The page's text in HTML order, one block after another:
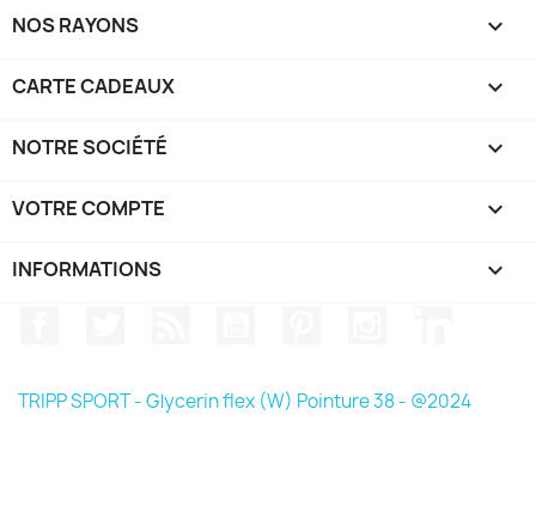
NOS RAYONS 
CARTE CADEAUX 
NOTRE SOCIÉTÉ 
VOTRE COMPTE 
INFORMATIONS keyboard_arrow_down
TRIPP SPORT - Glycerin flex (W) Pointure 38 - @2024